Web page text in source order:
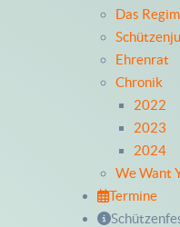
Das
Ehrenrat
Chronik
2022
2023
2024
We Want
Termine